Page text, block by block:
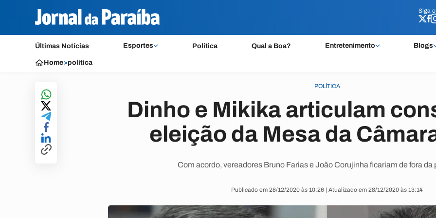
Siga o
Últimas Notícias Esportes Política Qual a Boa? Entretenimento Blogs
Siga o
Home>política
POLÍTICA
Dinho e Mikika articulam
eleição da Mesa da
Com acordo, vereadores Bruno Farias e João Corujinha ficariam de fora da
Publicado em 28/12/2020 às 10:26 | Atualizado em 28/12/2020 às 13:14